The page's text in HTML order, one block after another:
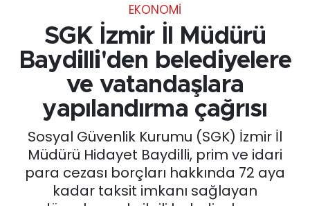
EKONOMİ
SGK İzmir İl Müdürü
Baydilli'den belediyelere
ve vatandaşlara
yapılandırma çağrısı
Sosyal Güvenlik Kurumu (SGK) İzmir İl
Müdürü Hidayet Baydilli, prim ve idari
para cezası borçları hakkında 72 aya
kadar taksit imkanı sağlayan
EGE
EĞİTİM
EKONOMİ
English News
GÜNCEL
Trafik Durumu
Süper Lig Puan Durumu ve Fikstür
Tüm Manşetler
Son Dakika Haberleri
Haber Arşivi